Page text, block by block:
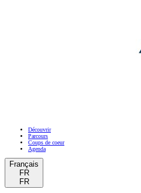
Découvrir
Parcours
Coups de coeur
Agenda
Français
FR
FR